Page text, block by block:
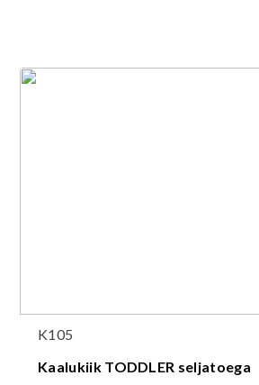
K105
Kaalukiik TODDLER seljatoega